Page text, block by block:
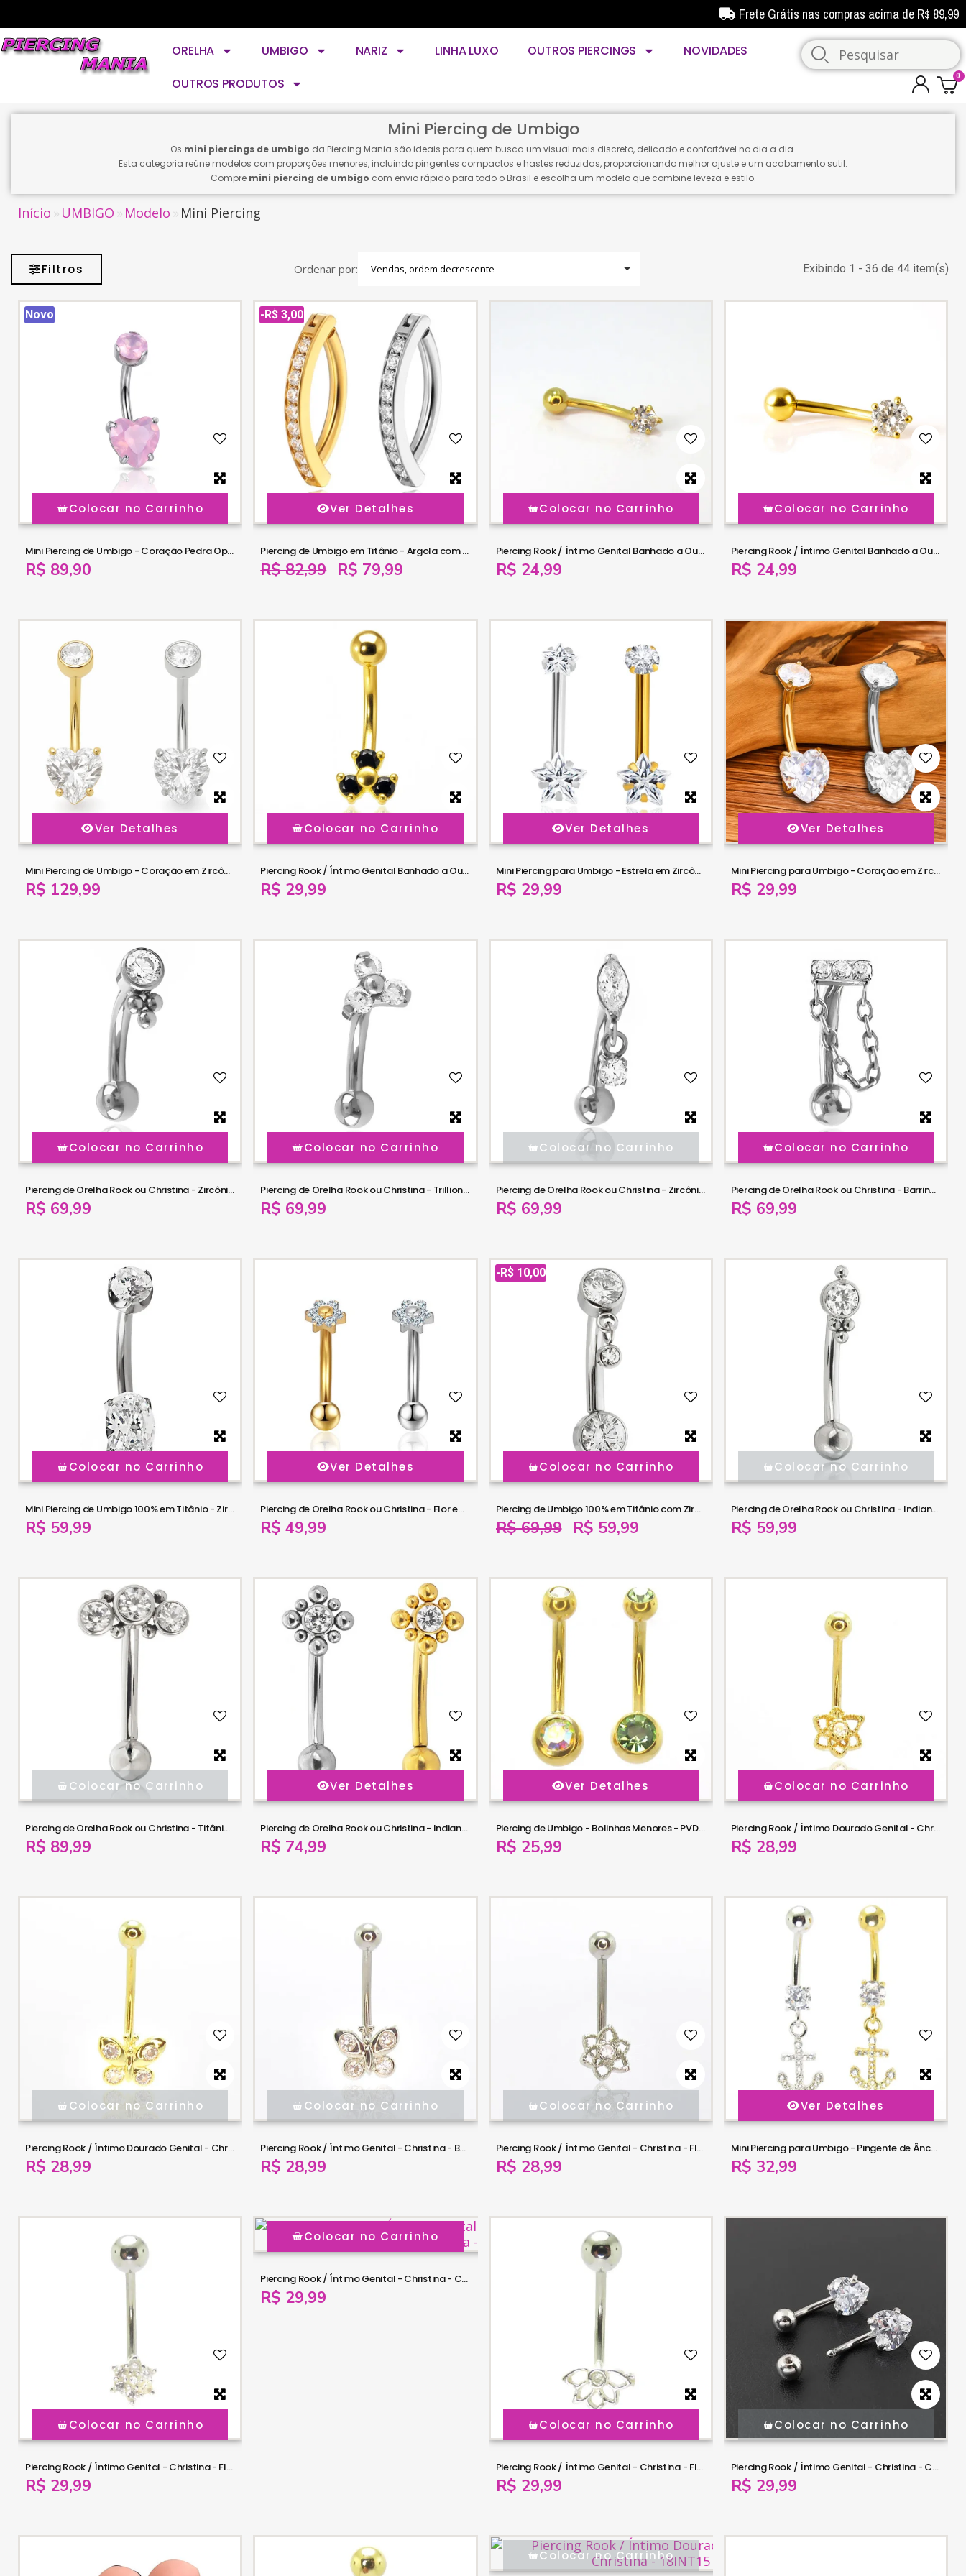
Frete Grátis nas compras acima de R$ 89,99
ORELHA UMBIGO NARIZ LINHA LUXO OUTROS PIERCINGS
NOVIDADES
OUTROS PRODUTOS
Mini Piercing de Umbigo
Os mini piercings de umbigo da Piercing Mania são ideais para quem busca um visual mais discreto, delicado e confortável no dia a dia.
Esta categoria reúne modelos com proporções menores, incluindo pingentes compactos e hastes reduzidas, proporcionando melhor ajuste e um acabamento sutil.
Compre mini piercing de umbigo com envio rápido para todo o Brasil e escolha um modelo que combine leveza e estilo.
Início UMBIGO Modelo Mini Piercing
Filtros Ordenar por: Exibindo 1 - 36 de 44 item(s)
Novo
Colocar no Carrinho
Mini Piercing de Umbigo - Coração Pedra Opala - Titânio - 1COR111
R$ 89,90
-R$ 3,00
Ver Detalhes
Piercing de Umbigo em Titânio - Argola com Zircônias - 1DIV158
R$ 82,99 R$ 79,99
Colocar no Carrinho
Piercing Rook / Íntimo Genital Banhado a Ouro - Coração de Zircônia - Christina - 18INT31
R$ 24,99
Colocar no Carrinho
Piercing Rook / Íntimo Genital Banhado a Ouro - Zircônia - Christina - 18INT30
R$ 24,99
Ver Detalhes
Mini Piercing de Umbigo - Coração em Zircônia - Titânio - 1COR109
R$ 129,99
Colocar no Carrinho
Piercing Rook / Íntimo Genital Banhado a Ouro - Trillion - Christina - 18INT29
R$ 29,99
Ver Detalhes
Mini Piercing para Umbigo - Estrela em Zircônia - 1MIN42
R$ 29,99
Ver Detalhes
Mini Piercing para Umbigo - Coração em Zircônia - 1MIN41
R$ 29,99
Colocar no Carrinho
Piercing de Orelha Rook ou Christina - Zircônia 3 Beaded - Titânio - 6ORE960
R$ 69,99
Colocar no Carrinho
Piercing de Orelha Rook ou Christina - Trillion com Zircônias - Titânio - 6ORE959
R$ 69,99
Colocar no Carrinho
Piercing de Orelha Rook ou Christina - Zircônias no Pingente - Titânio - 6ORE958
R$ 69,99
Colocar no Carrinho
Piercing de Orelha Rook ou Christina - Barrinha com Corrente em Titânio - 6ORE956
R$ 69,99
Colocar no Carrinho
Mini Piercing de Umbigo 100% em Titânio - Zircônia Oval - 1MIN40
R$ 59,99
Ver Detalhes
Piercing de Orelha Rook ou Christina - Flor em Aço Cirúrgico - 6ORE907
R$ 49,99
-R$ 10,00
Colocar no Carrinho
Piercing de Umbigo 100% em Titânio com Zircônias - 1MIN38
R$ 69,99 R$ 59,99
Colocar no Carrinho
Piercing de Orelha Rook ou Christina - Indiano em Titânio - 6ORE906
R$ 59,99
Colocar no Carrinho
Piercing de Orelha Rook ou Christina - Titânio Cluster - 6ORE905
R$ 89,99
Ver Detalhes
Piercing de Orelha Rook ou Christina - Indiano em Titânio - 6ORE904
R$ 74,99
Ver Detalhes
Piercing de Umbigo - Bolinhas Menores - PVD Gold - 1SIM130
R$ 25,99
Colocar no Carrinho
Piercing Rook / Íntimo Dourado Genital - Christina - Flor de Lótus - 18INT28
R$ 28,99
Colocar no Carrinho
Piercing Rook / Íntimo Dourado Genital - Christina - Borboleta - 18INT27
R$ 28,99
Colocar no Carrinho
Piercing Rook / Íntimo Genital - Christina - Borboleta - 18INT26
R$ 28,99
Colocar no Carrinho
Piercing Rook / Íntimo Genital - Christina - Flor de Lótus - 18INT25
R$ 28,99
Ver Detalhes
Mini Piercing para Umbigo - Pingente de Âncora Cravejada - 1MIN36
R$ 32,99
Colocar no Carrinho
Piercing Rook / Íntimo Genital - Christina - Flor de Zircônia - Prata -18INT24
R$ 29,99
Colocar no Carrinho
Piercing Rook / Íntimo Genital - Christina - Coração de Zircônia - Prata -18INT23
R$ 29,99
Colocar no Carrinho
Piercing Rook / Íntimo Genital - Christina - Flor de Lótus - Prata -18INT22
R$ 29,99
Colocar no Carrinho
Piercing Rook / Íntimo Genital - Christina - Coração de Zircônia - Prata -18INT21
R$ 29,99
Colocar no Carrinho